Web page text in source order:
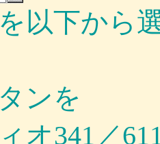
以下から
３
ンを
オ341／